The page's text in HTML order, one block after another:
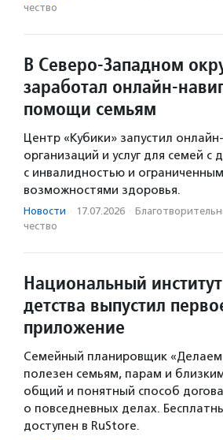
чест­во
В Северо-Западном
заработал онлайн-
помощи семьям
Центр «Кубики» запустил
организаций и услуг для семей с
с инвалидностью и
возможностями здоровья.
Новости · 17.07.2026 ·
чест­во
Национальный
детства выпустил
приложение
Семейный планировщик «Делаем
полезен семьям, парам и
общий и понятный способ
о повседневных делах.
доступен в RuStore.